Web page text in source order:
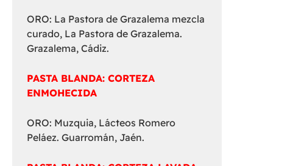
ORO: La Pastora de Grazalema mezcla
curado, La Pastora de Grazalema.
Grazalema, Cádiz.
PASTA BLANDA: CORTEZA
ENMOHECIDA
ORO: Muzquia, Lácteos Romero
Peláez. Guarromán, Jaén.